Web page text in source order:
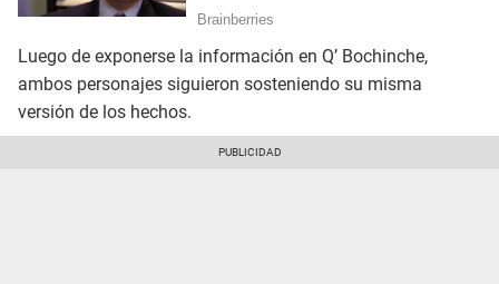
Luego de exponerse la información en Q’ Bochinche,
ambos personajes siguieron sosteniendo su misma
versión de los hechos.